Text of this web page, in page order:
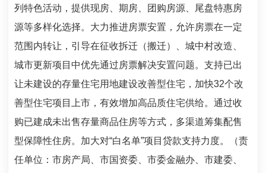
列特色活动，提供现房、期房、团购房源、尾盘特惠房
源等多样化选择。大力推进房票安置，允许房票在一定
范围内转让，引导在征收拆迁（搬迁）、城中村改造、
城市更新项目中优先通过房票解决安置问题。支持已出
让未建设的存量住宅用地建设改善型住宅，加快32个改
善型住宅项目上市，有效增加高品质住宅供给。通过收
购已建成未出售存量商品住房等方式，多渠道筹集配售
型保障性住房。加大对“白名单”项目贷款支持力度。（责
任单位：市房产局、市国资委、市委金融办、市建委、